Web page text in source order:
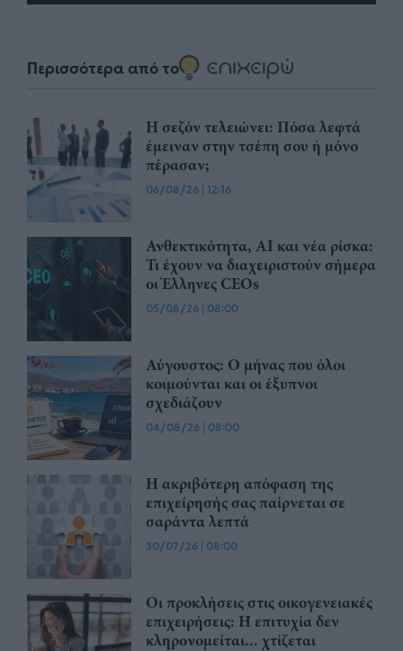
Περισσότερα από το
Η σεζόν τελειώνει: Πόσα λεφτά
έμειναν στην τσέπη σου ή μόνο
πέρασαν;
06/08/26 | 12:16
Ανθεκτικότητα, AI και νέα ρίσκα:
Τι έχουν να διαχειριστούν σήμερα
οι Έλληνες CEOs
05/08/26 | 08:00
Αύγουστος: Ο μήνας που όλοι
κοιμούνται και οι έξυπνοι
σχεδιάζουν
04/08/26 | 08:00
Η ακριβότερη απόφαση της
επιχείρησής σας παίρνεται σε
σαράντα λεπτά
30/07/26 | 08:00
Οι προκλήσεις στις οικογενειακές
επιχειρήσεις: Η επιτυχία δεν
κληρονομείται... χτίζεται